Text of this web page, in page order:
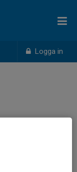
Logga in